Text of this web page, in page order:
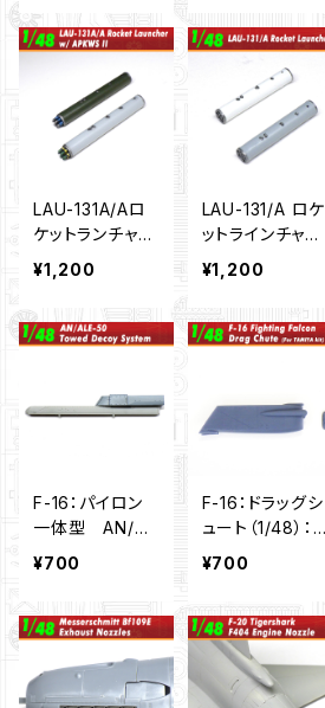
LAU-131A/Aロ
ケットランチャー
ｗ/APKWS II 2
本セット（1/48）
¥1,200
LAU-131/A ロケ
ットラインチャ
ー ２本セット
(1/48)
¥1,200
F-16：パイロン
一体型 AN/AL
E-50曳航型デコ
¥700
F-16：ドラッグシ
ュート（1/48）：
タミヤ用
¥700